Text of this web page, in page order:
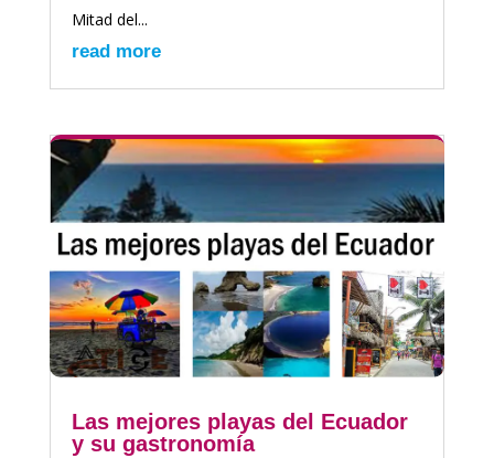
Mitad del...
read more
Las mejores playas del Ecuador
y su gastronomía